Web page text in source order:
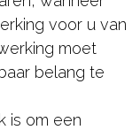
voor u van
moet
belang te
is om een